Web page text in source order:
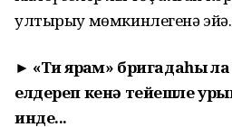
ултырыу мөмкинлегенә эйә.
► «Тиҙ ярҙам» бригадаһы
елдереп кенә тейешле
инде...